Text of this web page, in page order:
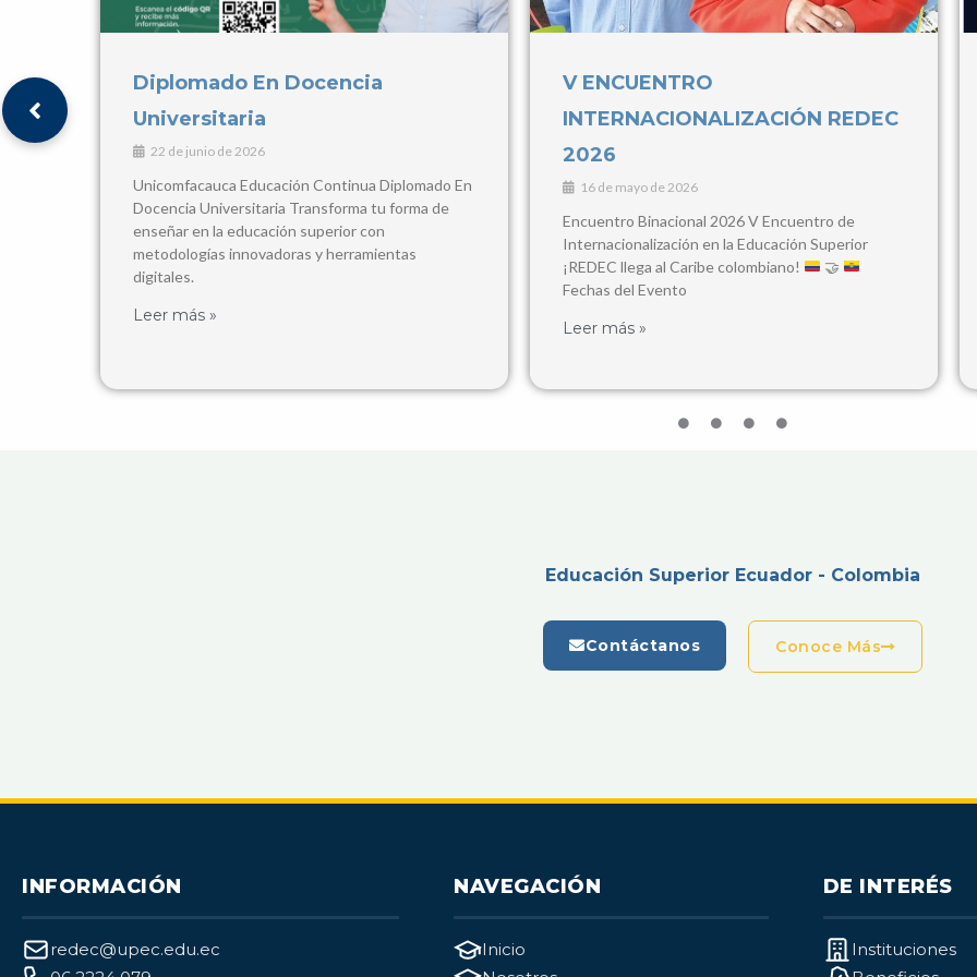
V ENCUENTRO
INTERNACIONALIZACIÓN REDEC
2026
16 de mayo de 2026
Internacionalización en la Educación Superior
¡REDEC llega al Caribe colombiano!
Fechas del Evento
IV Congreso Internacional de
Contaduría Pública y Ciencias
Empresariales
3 de marzo de 2026
28, 29 y 30 de Abril, 2026 Popayán y Santander de
Quilichao Este congreso busca consolidarse como
un espacio de encuentro para
Educación Superior Ecuador - Colombia
Contáctanos Conoce Más
INFORMACIÓN
redec@upec.edu.ec
NAVEGACIÓN
Inicio
DE INTERÉS
Instituciones